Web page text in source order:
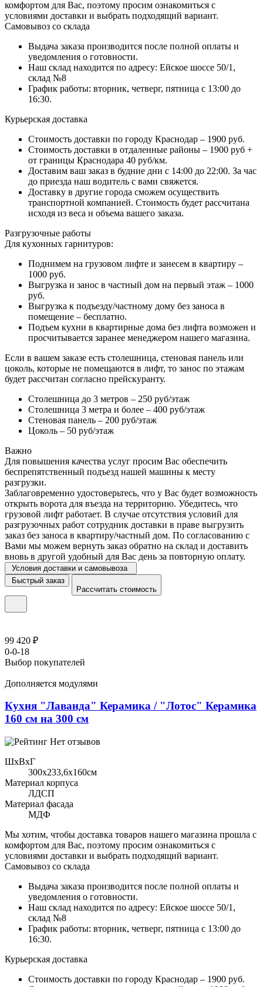
комфортом для Вас, поэтому просим ознакомиться с
условиями доставки и выбрать подходящий вариант.
Самовывоз со склада
Выдача заказа производится после полной оплаты и
уведомления о готовности.
Наш склад находится по адресу: Ейское шоссе 50/1,
склад №8
График работы: вторник, четверг, пятница с 13:00 до
16:30.
Курьерская доставка
Стоимость доставки по городу Краснодар – 1900 руб.
Стоимость доставки в отдаленные районы – 1900 руб +
от границы Краснодара 40 руб/км.
Доставим ваш заказ в будние дни с 14:00 до 22:00. За час
до приезда наш водитель с вами свяжется.
Доставку в другие города сможем осуществить
транспортной компанией. Стоимость будет рассчитана
исходя из веса и объема вашего заказа.
Разгрузочные работы
Для кухонных гарнитуров:
Поднимем на грузовом лифте и занесем в квартиру –
1000 руб.
Выгрузка и занос в частный дом на первый этаж – 1000
руб.
Выгрузка к подъезду/частному дому без заноса в
помещение – бесплатно.
Подъем кухни в квартирные дома без лифта возможен и
просчитывается заранее менеджером нашего магазина.
Если в вашем заказе есть столешница, стеновая панель или
цоколь, которые не помещаются в лифт, то занос по этажам
будет рассчитан согласно прейскуранту.
Столешница до 3 метров – 250 руб/этаж
Столешница 3 метра и более – 400 руб/этаж
Стеновая панель – 200 руб/этаж
Цоколь – 50 руб/этаж
Важно
Для повышения качества услуг просим Вас обеспечить
беспрепятственный подъезд нашей машины к месту
разгрузки.
Заблаговременно удостоверьтесь, что у Вас будет возможность
открыть ворота для въезда на территорию. Убедитесь, что
грузовой лифт работает. В случае отсутствия условий для
разгрузочных работ сотрудник доставки в праве выгрузить
заказ без заноса в квартиру/частный дом. По согласованию с
Вами мы можем вернуть заказ обратно на склад и доставить
вновь в другой удобный для Вас день за повторную оплату.
Условия доставки и самовывоза
Быстрый заказ
Рассчитать стоимость
99 420 ₽
0-0-18
Выбор покупателей
Дополняется модулями
Кухня "Лаванда" Керамика / "Лотос" Керамика
160 см на 300 см
Нет отзывов
ШхВхГ
300x233,6х160см
Материал корпуса
ЛДСП
Материал фасада
МДФ
Мы хотим, чтобы доставка товаров нашего магазина прошла с
комфортом для Вас, поэтому просим ознакомиться с
условиями доставки и выбрать подходящий вариант.
Самовывоз со склада
Выдача заказа производится после полной оплаты и
уведомления о готовности.
Наш склад находится по адресу: Ейское шоссе 50/1,
склад №8
График работы: вторник, четверг, пятница с 13:00 до
16:30.
Курьерская доставка
Стоимость доставки по городу Краснодар – 1900 руб.